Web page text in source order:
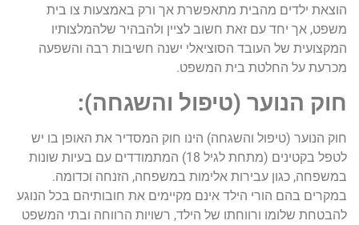
הוצאת ילדים מהבית מתאפשרת אך ורק באמצעות צו בית
משפט, אך יחד עם זאת חשוב לציין ולהבהיר שלהמלצותיו
המקצועית של העובד הסוציאלי ישנה חשיבות רבה והשפעה
מכרעת על החלטת בית המשפט.
חוק הנוער (טיפול והשגחה):
חוק הנוער (טיפול והשגחה) הינו חוק המסדיר את האופן בו יש
לטפל בקטינים (מתחת לגיל 18) המתמודדים עם בעיות שונות
במשפחה, כגון עבירות אלימות במשפחה, הזנחה וכדומה.
במקרים בהם הורי הילד אינם מקיימים את חובותיהם בכל הנוגע
להבטחת שלומו ורווחתו של הילד, רשויות הרווחה ובתי המשפט